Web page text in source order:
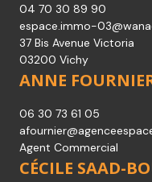
04 70 30 89 90
espace.immo-
37 Bis Avenue Victoria
03200 Vichy
ANNE
06 30 73 61 05
Agent Commercial
CÉCILE SAAD-